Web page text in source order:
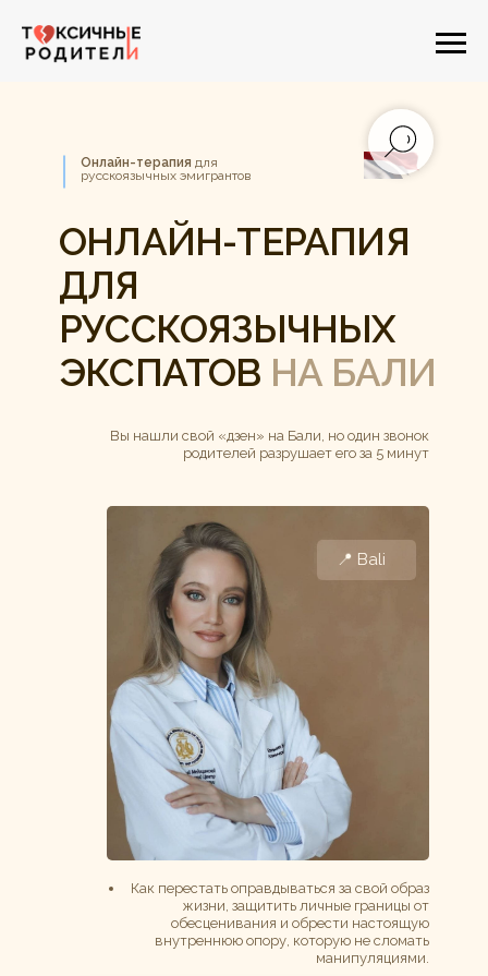
Вы нашли свой «дзен» на Бали, но один звонок
родителей разрушает его за 5 минут
Как перестать оправдываться за свой образ
жизни, защитить личные границы от
обесценивания и обрести настоящую
внутреннюю опору, которую не сломать
манипуляциями.
Онлайн-терапия для
русскоязычных эмигрантов
ОНЛАЙН-ТЕРАПИЯ
ДЛЯ
РУССКОЯЗЫЧНЫХ
ЭКСПАТОВ НА БАЛИ
📍 Bali